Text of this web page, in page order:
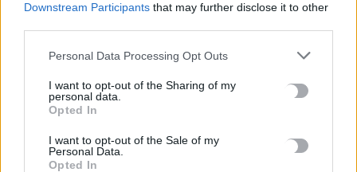
Downstream Participants that may further disclose it to other
Personal Data Processing Opt Outs
I want to opt-out of the Sharing of my
personal data.
Opted In
I want to opt-out of the Sale of my
Personal Data.
Opted In
και Ν. Ηρακλείου»
TRENDING
ΘΕΡΙΝΕΣ ΕΚΠΤΩΣΕΙΣ
ERGANI APP